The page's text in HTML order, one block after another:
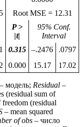
Root MSE = 12.31
P >
|t|
95% Conf.
Interval
0.315 –.2476
.0797
0.000 15.17 17.02
– модель; Residual –
(residual sum of
(residual
– mean squared
of obs – число